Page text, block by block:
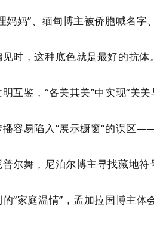
妈妈”、缅甸博主被侨胞喊名字
时，这种底色就是最好的抗体
互鉴 ，“各美其美”中实现“美美
容易陷入“展示橱窗“的误区——
普尔舞，尼泊尔博主寻找藏地
的“家庭温情” ，孟加拉国博主体